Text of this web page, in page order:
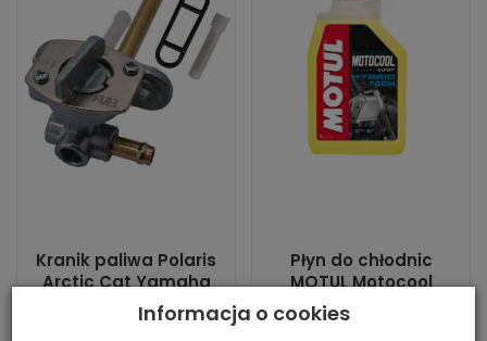
Kranik paliwa Polaris
Arctic Cat Yamaha
Suzuki Kawasaki
zami...
Płyn do chłodnic
MOTUL Motocool
Expert MU103291 1L
gotowy do...
Informacja o cookies